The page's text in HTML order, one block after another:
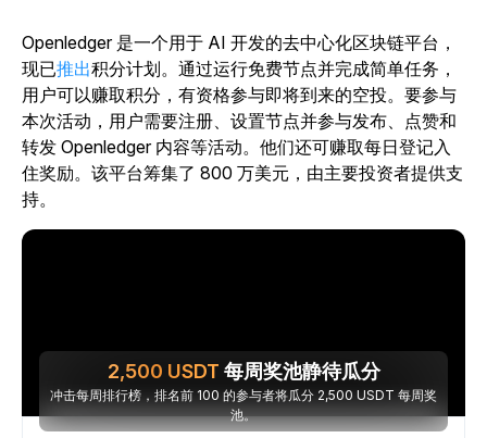
Openledger 是一个用于 AI 开发的去中心化区块链平台，
现已推出积分计划。通过运行免费节点并完成简单任务，
用户可以赚取积分，有资格参与即将到来的空投。要参与
本次活动，用户需要注册、设置节点并参与发布、点赞和
转发 Openledger 内容等活动。他们还可赚取每日登记入
住奖励。该平台筹集了 800 万美元，由主要投资者提供支
持。
2,500 USDT 每周奖池静待瓜分
冲击每周排行榜，排名前 100 的参与者将瓜分 2,500 USDT 每周奖
池。